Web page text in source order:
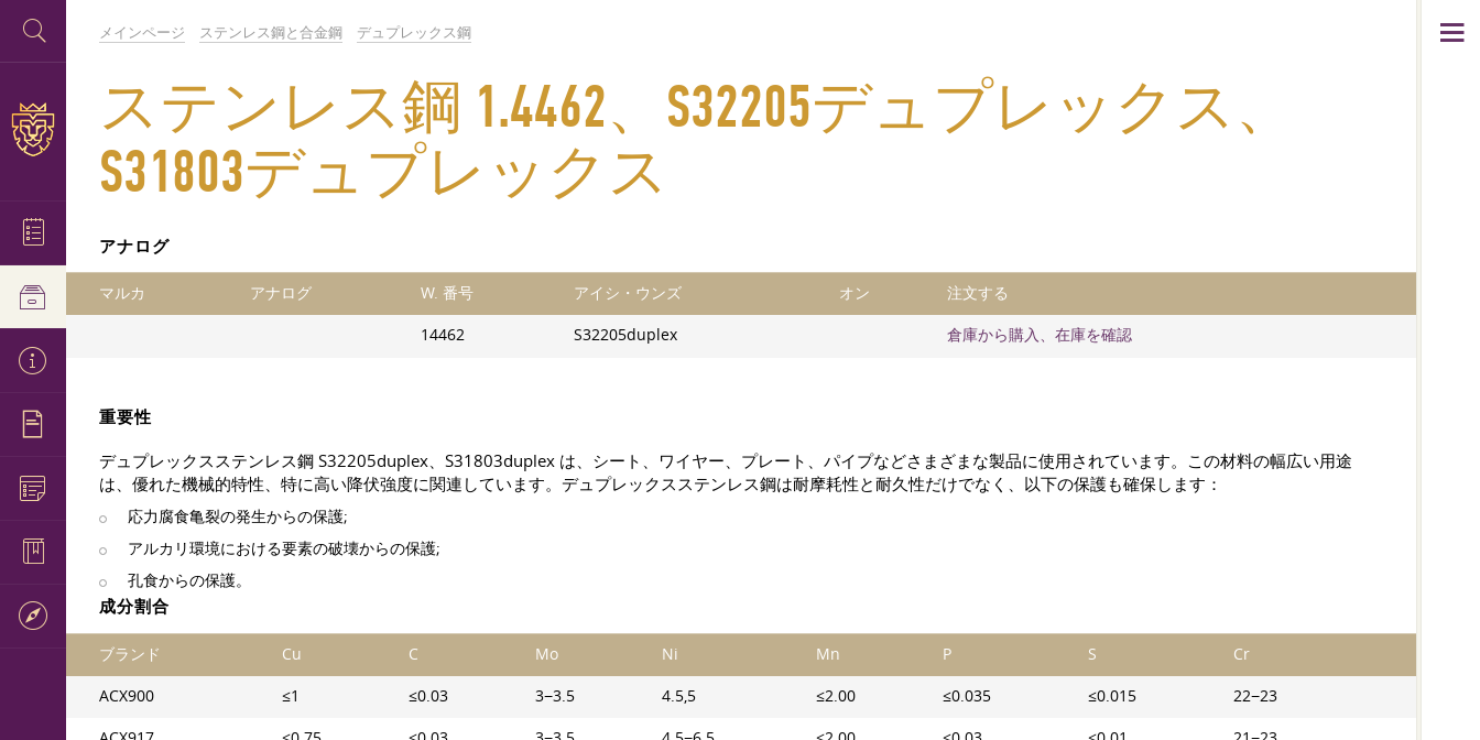
メインページ ステンレス鋼と合金鋼 デュプレックス鋼
ステンレス鋼 1.4462、S32205デュプレックス、
S31803デュプレックス
アナログ
マルカ アナログ W. 番号 アイシ・ウンズ オン 注文する
14462 S32205duplex 倉庫から購入、在庫を確認
重要性
デュプレックスステンレス鋼 S32205duplex、S31803duplex は、シート、ワイヤー、プレート、パイプなどさまざまな製品に使用されています。この材料の幅広い用途
は、優れた機械的特性、特に高い降伏強度に関連しています。デュプレックスステンレス鋼は耐摩耗性と耐久性だけでなく、以下の保護も確保します：
応力腐食亀裂の発生からの保護;
アルカリ環境における要素の破壊からの保護;
孔食からの保護。
成分割合
ブランド Cu C Mo Ni Mn P S Cr
АСХ900 ≤1 ≤0.03 3−3.5 4.5,5 ≤2.00 ≤0.035 ≤0.015 22−23